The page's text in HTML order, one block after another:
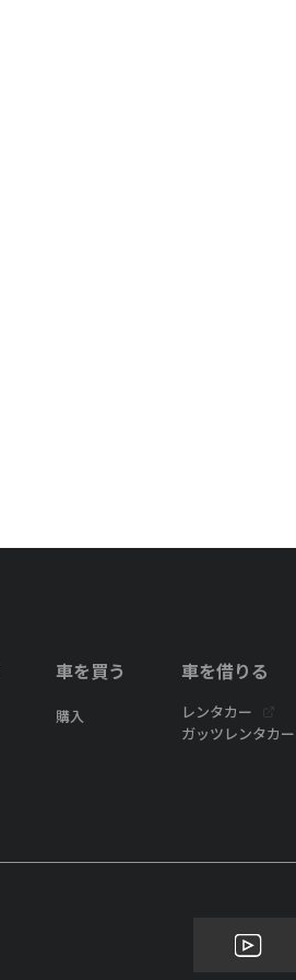
車を買う
購入
車を借りる
レンタカー
ガッツレンタカー